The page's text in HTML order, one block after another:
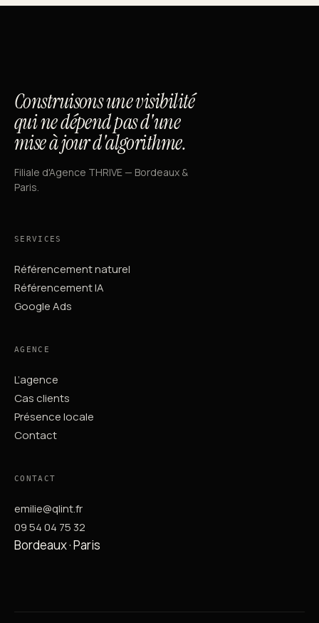
Construisons une visibilité
qui ne dépend pas d'une
mise à jour d'algorithme.
Filiale d'Agence THRIVE — Bordeaux &
Paris.
SERVICES
Référencement naturel
Référencement IA
Google Ads
AGENCE
L’agence
Cas clients
Présence locale
Contact
CONTACT
emilie@qlint.fr
09 54 04 75 32
Bordeaux · Paris